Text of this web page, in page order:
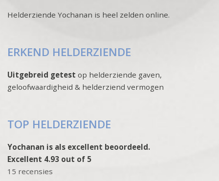
Helderziende Yochanan is heel zelden online.
ERKEND HELDERZIENDE
Uitgebreid getest op helderziende gaven,
geloofwaardigheid & helderziend vermogen
TOP HELDERZIENDE
Yochanan is als excellent beoordeeld.
Excellent 4.93 out of 5
15 recensies